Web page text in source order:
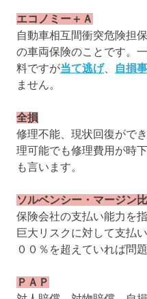
エコノミー＋Ａ
自動車相互間衝突危険担
の車両保険のことです。
料ですが当て逃げ、 自損
ません。
全損
修理不能、現状回復がで
理可能でも修理費用が時
も言います。
ソルベンシー・マージン
保険会社の支払い能力を
巨大リスクに対して支払
００％を超えていれば問
ＰＡＰ